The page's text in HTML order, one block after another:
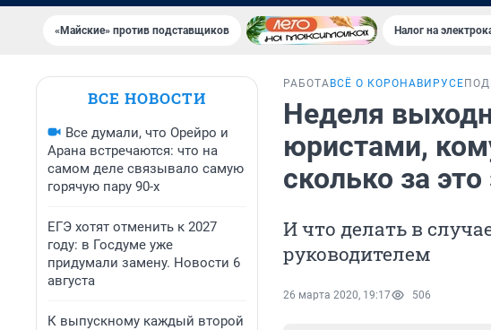
«Майские» против подставщиков Налог на
ВСЕ НОВОСТИ
Все думали, что Орейро и
Арана встречаются: что на
самом деле связывало самую
горячую пару 90-х
ЕГЭ хотят отменить к 2027
году: в Госдуме уже
придумали замену. Новости 6
августа
К выпускному каждый второй
РАБОТА ВСЁ О КОРОНАВИРУСЕ
Неделя
юристами,
сколько за это
И что делать в
руководителем
26 марта 2020, 19:17 506